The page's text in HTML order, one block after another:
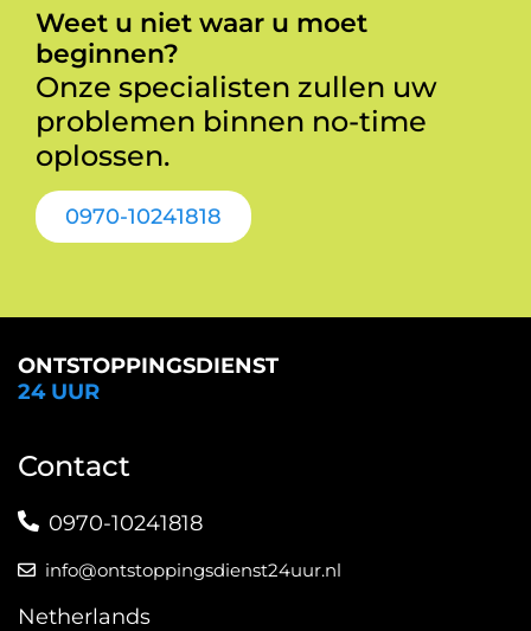
Weet u niet waar u moet
beginnen?
Onze specialisten zullen uw
problemen binnen no-time
oplossen.
0970-10241818
ONTSTOPPINGSDIENST
24 UUR
Contact
0970-10241818
info@ontstoppingsdienst24uur.nl
Netherlands